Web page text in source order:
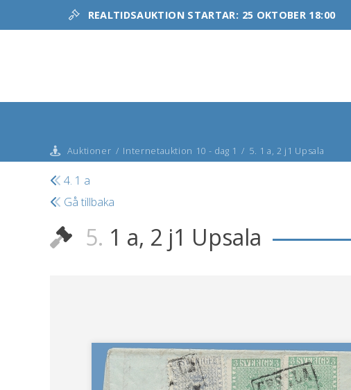
REALTIDSAUKTION STARTAR: 25 OKTOBER 18:00
Auktioner / Internetauktion 10 - dag 1 / 5. 1 a, 2 j1 Upsala
4. 1 a
Gå tillbaka
5. 1 a, 2 j1 Upsala